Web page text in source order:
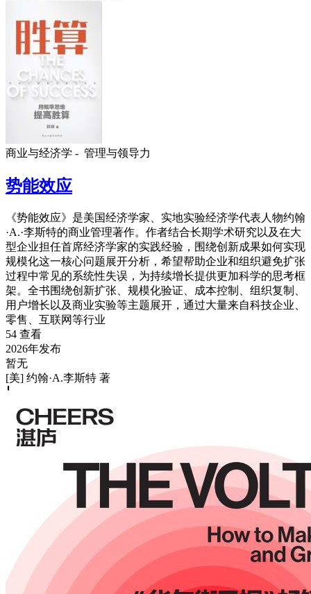
商业与经济学 - 管理与领导力
势能效应
《势能效应》是美国经济学家、实地实验经济学代表人物约翰
·A.·李斯特的商业管理著作。作者结合长期学术研究以及在大
型企业担任首席经济学家的实践经验，围绕创新成果如何实现
规模化这一核心问题展开分析，希望帮助企业和组织避免扩张
过程中常见的系统性失误，为持续增长提供更加科学的思考框
架。全书围绕创新扩张、规模化验证、成本控制、组织复制、
用户增长以及商业实验等主题展开，通过大量来自科技企业、
零售、互联网等行业
54 查看
2026年发布
暂无
[美] 约翰·A.李斯特 著